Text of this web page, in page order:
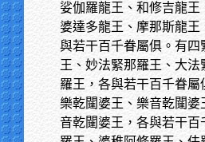
娑伽羅龍王、和修吉龍王
婆達多龍王、摩那斯龍
與若干百千眷屬俱。有四
王、妙法緊那羅王、大
羅王，各與若干百千眷屬
樂乾闥婆王、樂音乾闥婆
音乾闥婆王，各與若干百